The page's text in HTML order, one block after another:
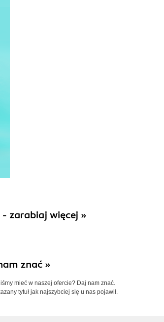
zarabiaj więcej »
znać »
mieć w naszej ofercie? Daj nam znać.
tytuł jak najszybciej się u nas pojawił.